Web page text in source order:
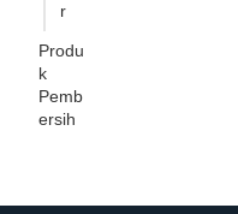
r
Produ
k
Pemb
ersih